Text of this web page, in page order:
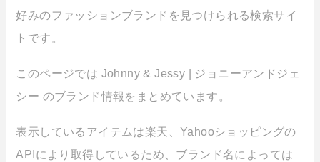
好みのファッションブランドを見つけられる検索サイ
トです。
このページでは Johnny & Jessy | ジョニーアンドジェ
シー のブランド情報をまとめています。
表示しているアイテムは楽天、Yahooショッピングの
APIにより取得しているため、ブランド名によっては